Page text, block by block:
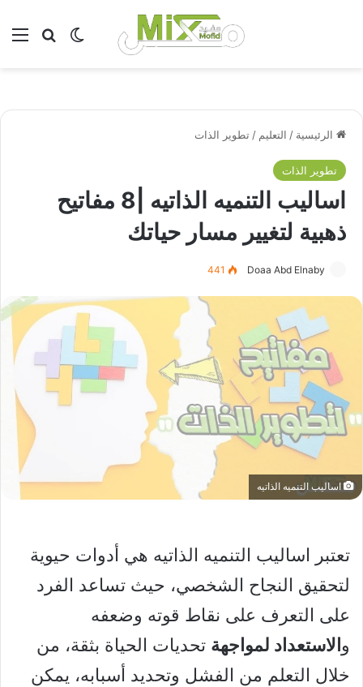
بحثالوضع
الرئيسية / التعليم /تطوير الذات
تطوير الذات
اساليب التنميه الذاتيه |8 مفاتيح
ذهبية لتغيير مسار حياتك
Doaa Abd Elnaby
441
اساليب التنميه الذاتيه
تعتبر اساليب التنميه الذاتيه هي أدوات حيوية
لتحقيق النجاح الشخصي، حيث تساعد الفرد
على التعرف على نقاط قوته وضعفه
و الاستعداد لمواجهة تحديات الحياة بثقة، من
خلال التعلم من الفشل وتحديد أسبابه، يمكن